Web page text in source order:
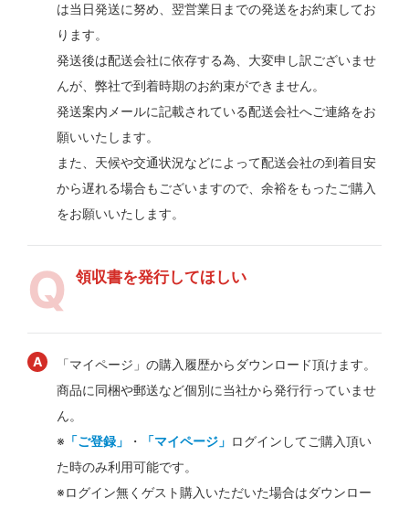
は当日発送に努め、翌営業日までの発送をお約束してお
ります。
発送後は配送会社に依存する為、大変申し訳ございませ
んが、弊社で到着時期のお約束ができません。
発送案内メールに記載されている配送会社へご連絡をお
願いいたします。
また、天候や交通状況などによって配送会社の到着目安
から遅れる場合もございますので、余裕をもったご購入
をお願いいたします。
領収書を発行してほしい
「マイページ」の購入履歴からダウンロード頂けます。
商品に同梱や郵送など個別に当社から発行行っていませ
ん。
※ 「ご登録」 ・ 「マイページ」 ログインしてご購入頂い
た時のみ利用可能です。
※ログイン無くゲスト購入いただいた場合はダウンロー